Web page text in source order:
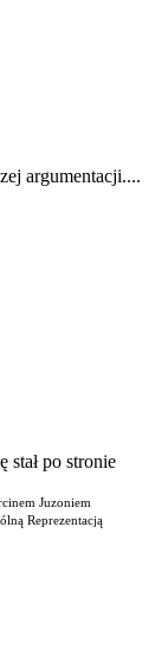
argumentacji....
stał po stronie
Juzoniem
Reprezentacją